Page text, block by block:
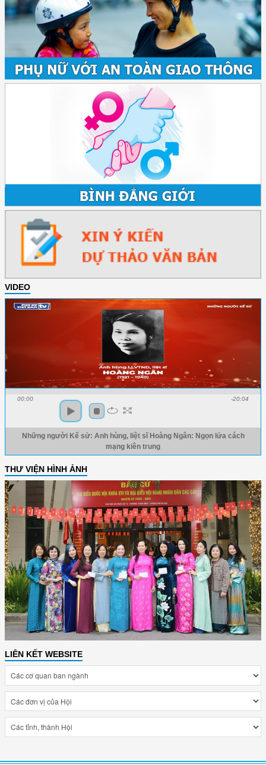
VIDEO
00:00 -20:04
Những người Kể sử: Anh hùng, liệt sĩ Hoàng Ngân: Ngọn lửa cách
mạng kiên trung
THƯ VIỆN HÌNH ẢNH
LIÊN KẾT WEBSITE